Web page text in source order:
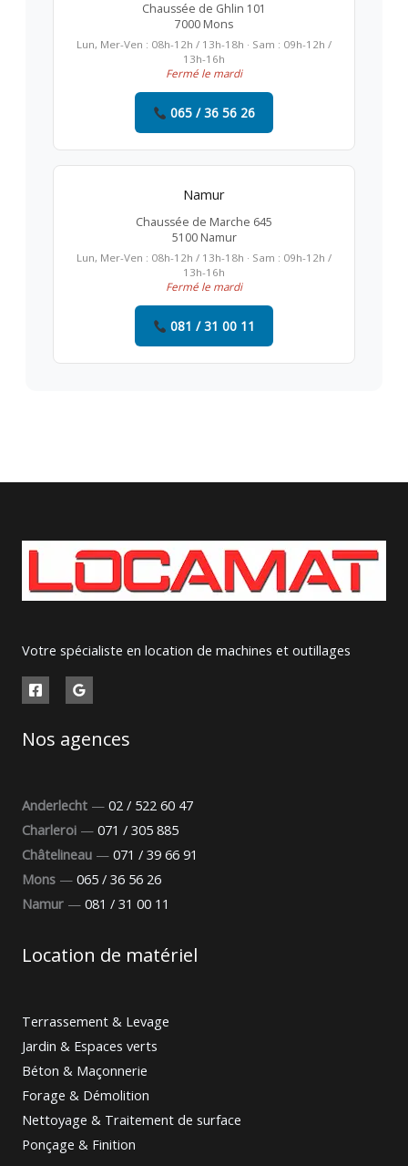
Chaussée de Ghlin 101
7000 Mons
Lun, Mer-Ven : 08h-12h / 13h-18h · Sam : 09h-12h /
13h-16h
Fermé le mardi
065 / 36 56 26
Namur
Chaussée de Marche 645
5100 Namur
Lun, Mer-Ven : 08h-12h / 13h-18h · Sam : 09h-12h /
13h-16h
Fermé le mardi
081 / 31 00 11
Votre spécialiste en location de machines et outillages
Nos agences
Anderlecht — 02 / 522 60 47
Charleroi — 071 / 305 885
Châtelineau — 071 / 39 66 91
Mons — 065 / 36 56 26
Namur — 081 / 31 00 11
Location de matériel
Terrassement & Levage
Jardin & Espaces verts
Béton & Maçonnerie
Forage & Démolition
Nettoyage & Traitement de surface
Ponçage & Finition